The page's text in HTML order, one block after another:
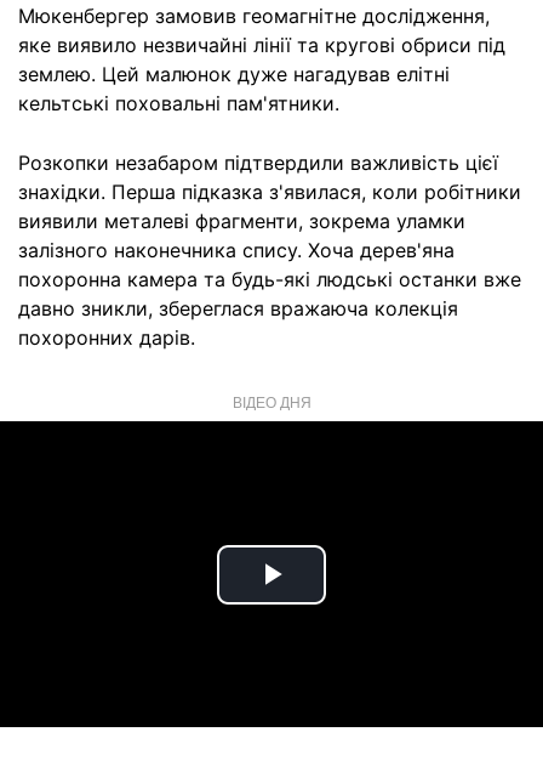
Мюкенбергер замовив геомагнітне дослідження,
яке виявило незвичайні лінії та кругові обриси під
землею. Цей малюнок дуже нагадував елітні
кельтські поховальні пам'ятники.
Розкопки незабаром підтвердили важливість цієї
знахідки. Перша підказка з'явилася, коли робітники
виявили металеві фрагменти, зокрема уламки
залізного наконечника спису. Хоча дерев'яна
похоронна камера та будь-які людські останки вже
давно зникли, збереглася вражаюча колекція
похоронних дарів.
ВІДЕО ДНЯ
Play